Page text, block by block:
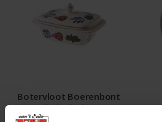
Botervloot Boerenbont